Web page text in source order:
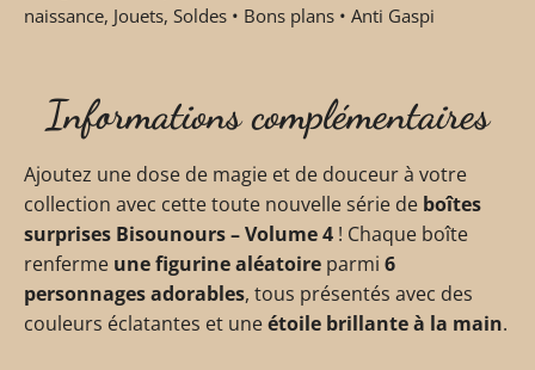
naissance, Jouets, Soldes • Bons plans • Anti Gaspi
Informations complémentaires
Ajoutez une dose de magie et de douceur à votre
collection avec cette toute nouvelle série de boîtes
surprises Bisounours – Volume 4 ! Chaque boîte
renferme une figurine aléatoire parmi 6
personnages adorables, tous présentés avec des
couleurs éclatantes et uneétoile brillante à la main.